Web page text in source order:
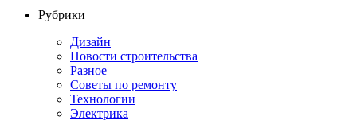
Рубрики
Дизайн
Новости строительства
Разное
Советы по ремонту
Технологии
Электрика